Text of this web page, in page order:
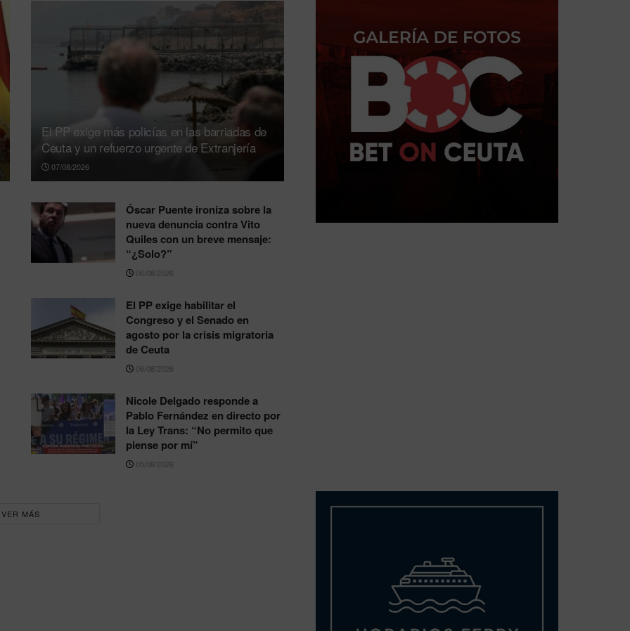
El PP exige más policías en las barriadas de
Ceuta y un refuerzo urgente de Extranjería
07/08/2026
Óscar Puente ironiza sobre la
nueva denuncia contra Vito
Quiles con un breve mensaje:
“¿Solo?”
06/08/2026
El PP exige habilitar el
Congreso y el Senado en
agosto por la crisis migratoria
de Ceuta
06/08/2026
Nicole Delgado responde a
Pablo Fernández en directo por
la Ley Trans: “No permito que
piense por mí”
05/08/2026
VER MÁS